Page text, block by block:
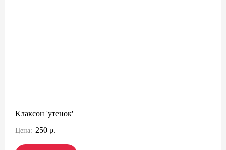
Клаксон 'утенок'
Цена: 250 р.